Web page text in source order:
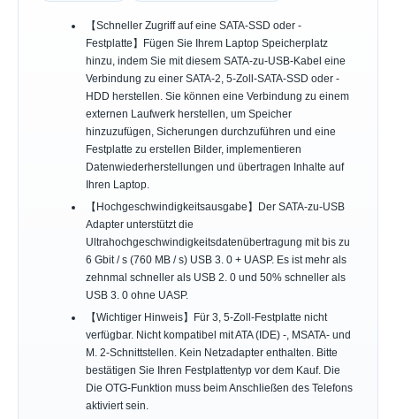
【Schneller Zugriff auf eine SATA-SSD oder -
Festplatte】Fügen Sie Ihrem Laptop Speicherplatz
hinzu, indem Sie mit diesem SATA-zu-USB-Kabel eine
Verbindung zu einer SATA-2, 5-Zoll-SATA-SSD oder -
HDD herstellen. Sie können eine Verbindung zu einem
externen Laufwerk herstellen, um Speicher
hinzuzufügen, Sicherungen durchzuführen und eine
Festplatte zu erstellen Bilder, implementieren
Datenwiederherstellungen und übertragen Inhalte auf
Ihren Laptop.
【Hochgeschwindigkeitsausgabe】Der SATA-zu-USB
Adapter unterstützt die
Ultrahochgeschwindigkeitsdatenübertragung mit bis zu
6 Gbit / s (760 MB / s) USB 3. 0 + UASP. Es ist mehr als
zehnmal schneller als USB 2. 0 und 50% schneller als
USB 3. 0 ohne UASP.
【Wichtiger Hinweis】Für 3, 5-Zoll-Festplatte nicht
verfügbar. Nicht kompatibel mit ATA (IDE) -, MSATA- und
M. 2-Schnittstellen. Kein Netzadapter enthalten. Bitte
bestätigen Sie Ihren Festplattentyp vor dem Kauf. Die
Die OTG-Funktion muss beim Anschließen des Telefons
aktiviert sein.